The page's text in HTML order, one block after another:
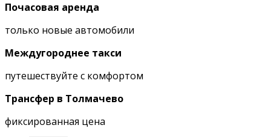
Почасовая аренда
только новые автомобили
Междугороднее такси
путешествуйте с комфортом
Трансфер в Толмачево
фиксированная цена